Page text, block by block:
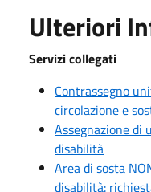
Ulteriori
Servizi collegati
Contrassegno
circolazione e
Assegnazione di
disabilità
Area di sosta
disabilità: